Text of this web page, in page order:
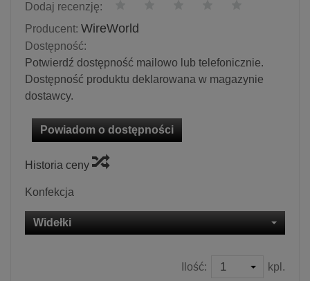
Dodaj recenzję:
Producent: WireWorld
Dostępność:
Potwierdź dostępność mailowo lub telefonicznie.
Dostępność produktu deklarowana w magazynie
dostawcy.
Powiadom o dostępności
Historia ceny
Konfekcja
Widełki
Ilość: kpl.